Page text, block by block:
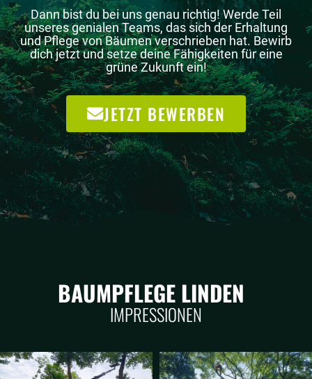
Dann bist du bei uns genau richtig! Werde Teil
unseres genialen Teams, das sich der Erhaltung
und Pflege von Bäumen verschrieben hat. Bewirb
dich jetzt und setze deine Fähigkeiten für eine
grüne Zukunft ein!
JETZT BEWERBEN
BAUMPFLEGE LINDEN
IMPRESSIONEN